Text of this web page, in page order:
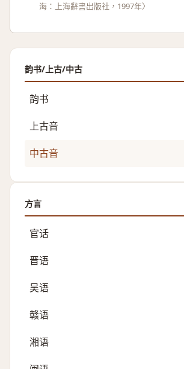
海：上海辭書出版社，1997年〉
韵书/上古/中古
韵书
上古音
中古音
方言
官话
晋语
吴语
赣语
湘语